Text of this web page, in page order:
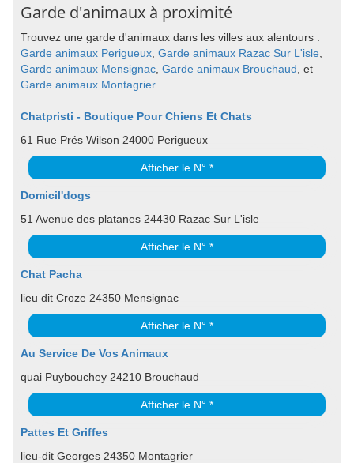
Garde d'animaux à proximité
Trouvez une garde d'animaux dans les villes aux alentours :
Garde animaux Perigueux Garde animaux Razac Sur L'isle
Garde animaux Mensignac Garde animaux Brouchaud , et
Garde animaux Montagrier.
Chatpristi - Boutique Pour Chiens Et Chats
61 Rue Prés Wilson 24000 Perigueux
Afficher le N° *
Domicil'dogs
51 Avenue des platanes 24430 Razac Sur L'isle
Afficher le N° *
Chat Pacha
lieu dit Croze 24350 Mensignac
Afficher le N° *
Au Service De Vos Animaux
quai Puybouchey 24210 Brouchaud
Afficher le N° *
Pattes Et Griffes
lieu-dit Georges 24350 Montagrier